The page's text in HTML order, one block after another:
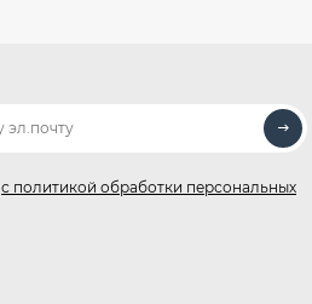
с политикой обработки персональных